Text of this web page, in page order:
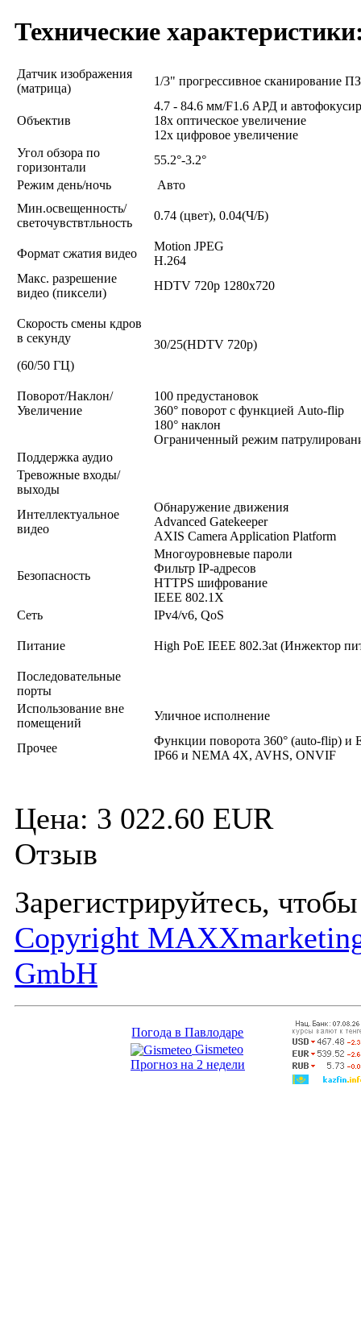
Технические
Датчик изображения
(матрица)
1/3" прогрессивное сканирование
Oбъектив
4.7 - 84.6 мм/F1.6 АРД и
18х оптическое увеличение
12х цифровое увеличение
Угол обзора по
горизонтали
55.2°-3.2°
Режим день/ночь
Авто
Мин.освещенность/
светочувствтльность
0.74 (цвет), 0.04(Ч/Б)
Формат сжатия видео
Motion JPEG
H.264
Макс. разрешение
видео (пиксели)
HDTV 720p 1280x720
Скорость смены кдров
в секунду
(60/50 ГЦ)
30/25(HDTV 720p)
Поворот/Наклон/
Увеличение
100 предустановок
360° поворот с функцией Auto-flip
180° наклон
Ограниченный режим
Поддержка аудио
Тревожные входы/
выходы
Интеллектуальное
видео
Обнаружение движения
Advanced Gatekeeper
AXIS Camera Application Platform
Безопасность
Многоуровневые пароли
Фильтр IP-адресов
HTTPS шифрование
IEEE 802.1X
Сеть
IPv4/v6, QoS
Питание High PoE IEEE 802.3at (Инжектор
Последовательные
порты
Использование вне
помещений
Уличное исполнение
Прочее
Функции поворота 360° (auto-flip) и
IP66 и NEMA 4X, AVHS, ONVIF
Цена: 3 022.60 EUR
Отзыв
Зарегистрируйтесь,
Copyright
GmbH
Погода в Павлодаре
Gismeteo
Прогноз на 2 недели